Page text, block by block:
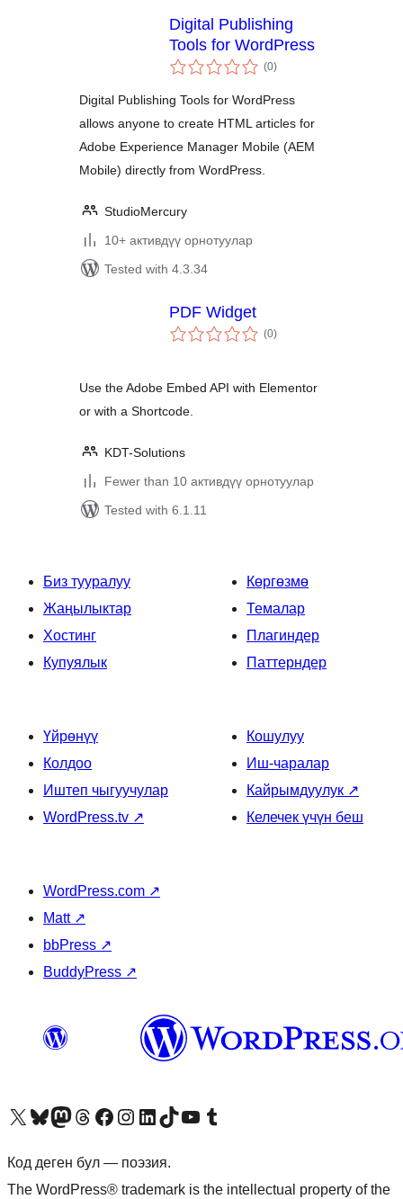
Digital Publishing
Tools for WordPress
(0total
ratings
)
Digital Publishing Tools for WordPress
allows anyone to create HTML articles for
Adobe Experience Manager Mobile (AEM
Mobile) directly from WordPress.
StudioMercury
10+ активдүү орнотуулар
Tested with 4.3.34
PDF Widget
(0total
ratings
)
Use the Adobe Embed API with Elementor
or with a Shortcode.
KDT-Solutions
Fewer than 10 активдүү орнотуулар
Tested with 6.1.11
Биз тууралуу
Жаңылыктар
Хостинг
Купуялык
Көргөзмө
Темалар
Плагиндер
Паттерндер
Үйрөнүү
Колдоо
Иштеп чыгуучулар
WordPress.tv ↗
Кошулуу
Иш-чаралар
Кайрымдуулук ↗
Келечек үчүн беш
WordPress.com ↗
Matt ↗
bbPress ↗
BuddyPress ↗
Visit our X (formerly Twitter) account
Visit our Bluesky account
Биздин Mastodon түрмөгүбүзгө баш багыңыз
Visit our Threads account
Биздин Facebook баракчабызга кириңиз
Биздин Instagram баракчабызга баш багыңыз
Биздин LinkedIn баракчабызга баш багыңыз
Visit our TikTok account
Visit our YouTube channel
Visit our Tumblr account
Код деген бул — поэзия.
The WordPress® trademark is the intellectual property of the